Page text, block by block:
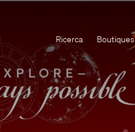
Ricerca Boutiques